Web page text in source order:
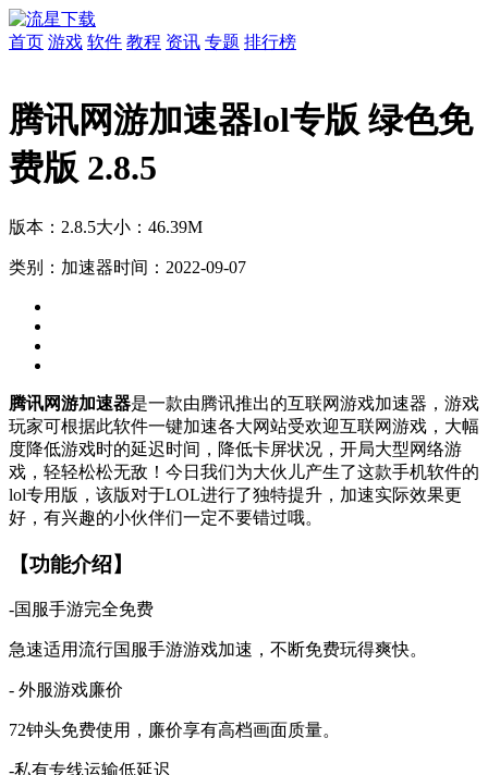
首页 游戏 软件 教程 资讯 专题 排行榜
腾讯网游加速器lol专版 绿色免
费版 2.8.5
版本：2.8.5大小：46.39M
类别：加速器时间：2022-09-07
腾讯网游加速器是一款由腾讯推出的互联网游戏加速器，游戏
玩家可根据此软件一键加速各大网站受欢迎互联网游戏，大幅
度降低游戏时的延迟时间，降低卡屏状况，开局大型网络游
戏，轻轻松松无敌！今日我们为大伙儿产生了这款手机软件的
lol专用版，该版对于LOL进行了独特提升，加速实际效果更
好，有兴趣的小伙伴们一定不要错过哦。
【功能介绍】
-国服手游完全免费
急速适用流行国服手游游戏加速，不断免费玩得爽快。
- 外服游戏廉价
72钟头免费使用，廉价享有高档画面质量。